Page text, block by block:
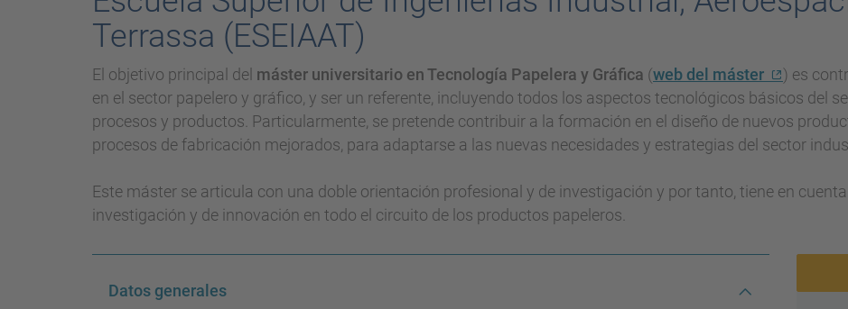
Terrassa (ESEIAAT)
El objetivo principal del máster universitario en Tecnología Papelera y Gráfica (web del máster
) es
en el sector papelero y gráfico, y ser un referente, incluyendo todos los aspectos tecnológicos básicos del
procesos y productos. Particularmente, se pretende contribuir a la formación en el diseño de nuevos
procesos de fabricación mejorados, para adaptarse a las nuevas necesidades y estrategias del sector
Este máster se articula con una doble orientación profesional y de investigación y por tanto, tiene en
investigación y de innovación en todo el circuito de los productos papeleros.
Datos generales